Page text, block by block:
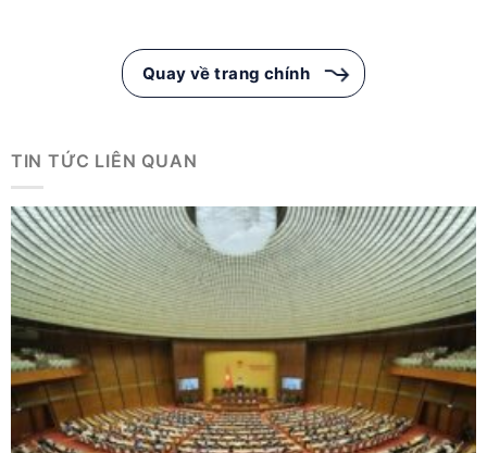
Quay về trang chính
TIN TỨC LIÊN QUAN